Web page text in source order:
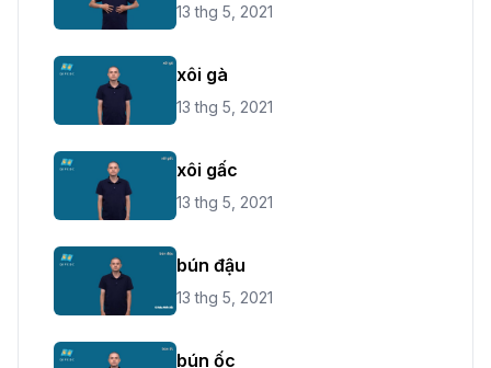
13 thg 5, 2021
xôi gà
13 thg 5, 2021
xôi gấc
13 thg 5, 2021
bún đậu
13 thg 5, 2021
bún ốc